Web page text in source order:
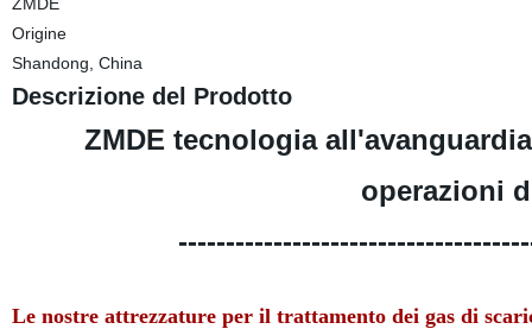
Origine
Shandong, China
Descrizione del Prodotto
ZMDE tecnologia
operazioni
Le nostre attrezzature per il trattamento dei gas di